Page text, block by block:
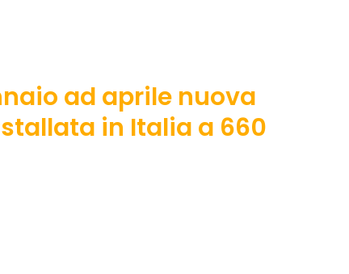
ad aprile nuova
in Italia a 660